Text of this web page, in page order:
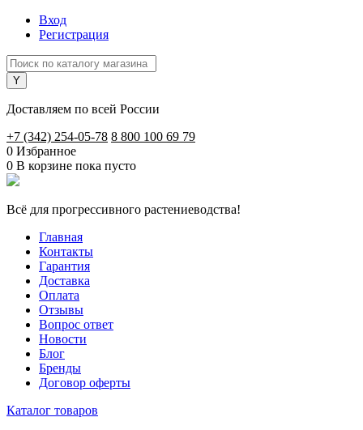
Вход
Регистрация
Доставляем по всей России
+7 (342) 254-05-78 8 800 100 69 79
0 Избранное
0 В корзине пока пусто
Всё для прогрессивного растениеводства!
Главная
Контакты
Гарантия
Доставка
Оплата
Отзывы
Вопрос ответ
Новости
Блог
Бренды
Договор оферты
Каталог товаров